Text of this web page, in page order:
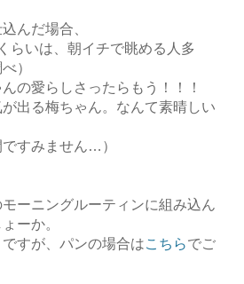
んだ場合、
らいは、朝イチで眺める人多
）
の愛らしさったらもう！！！
出る梅ちゃん。なんて素晴しい
ですみません…）
ーニングルーティンに組み込ん
ーか。
すが、パンの場合はこちらでご